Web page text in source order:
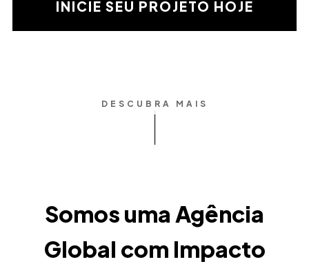
INICIE SEU PROJETO HOJE
DESCUBRA MAIS
Somos uma Agência
Global com Impacto